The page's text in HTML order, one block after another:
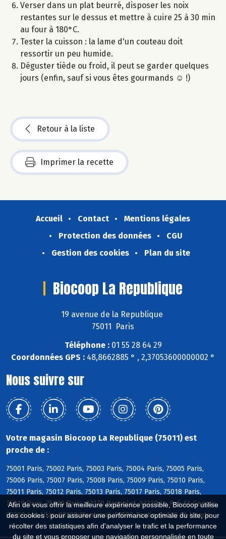
Afin de vous offrir la meilleure expérience possible, Biocoop utilise
des cookies : pour assurer une performance optimale du site, pour
récolter des statistiques afin d'analyser le trafic et la performance
du site et vous proposer une navigation personnalisée en toute
Verser dans un plat beurré, disposer les noix
restantes sur le dessus et mettre à cuire 25 à 30 min
au four à 180°C.
Tester la cuisson : la lame d'un couteau doit
ressortir un peu humide.
Déguster tiède ou froid, il peut se garder quelques
jours (enfin, sauf si vous êtes gourmands ☺ !)
Retour à la liste
Imprimer la recette
Accueil Contact
Mentions légales
Protection des données
CGU
Gestion des cookies
Plan du site
Biocoop La Republique
19 avenue de la Republique
75011 Paris
Téléphone :01 55 28 64 29
Coordonnées GPS : 48,8662885 ° , 2,37053600000002 °
Nous suivre sur
Votre magasin Biocoop La Republique (75011) est
proche de :
75001 Paris, 75002 Paris, 75003 Paris, 75004 Paris, 75005 Paris,
75006 Paris, 75007 Paris, 75008 Paris, 75009 Paris, 75010 Paris,
75011 Paris, 75012 Paris, 75013 Paris, 75017 Paris, 75018 Paris,
75019 Paris, 75020 Paris, 93170 Bagnolet, 93310 Le Pré-St-Gervais,
93260 Les Lilas, 93100 Montreuil, 93500 Pantin, 94160 St-Mandé